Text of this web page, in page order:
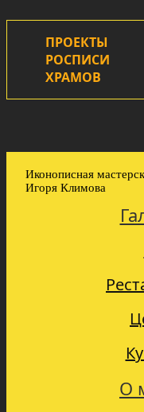
ПРОЕКТЫ
РОСПИСИ
ХРАМОВ
Иконописная
Игоря Климова
О